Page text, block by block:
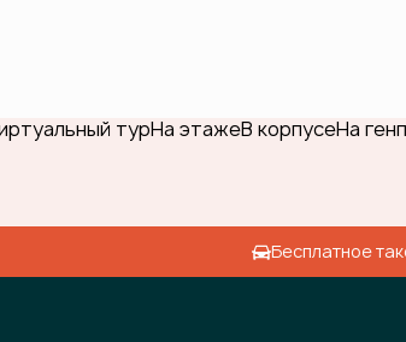
турНа этажеВ корпусеНа
Бесплатное